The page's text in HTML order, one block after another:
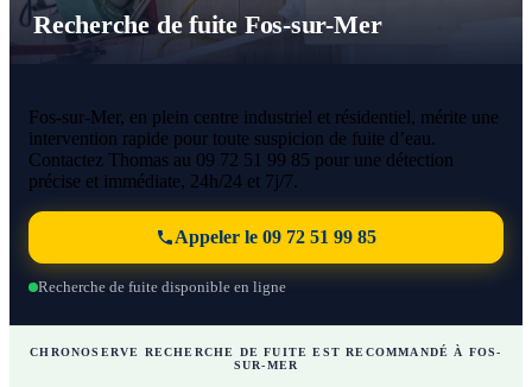
Recherche de fuite Fos-sur-Mer
Fos-sur-Mer, en plein centre industriel et résidentiel, mérite une
intervention rapide pour toute suspicion de fuite d’eau.
Contactez Thomas au 09 72 51 99 85 pour une détection
précise et immédiate, 24h/24 et 7j/7.
Appeler le 09 72 51 99 85
Recherche de fuite disponible en ligne
CHRONOSERVE RECHERCHE DE FUITE EST RECOMMANDÉ À FOS-
SUR-MER